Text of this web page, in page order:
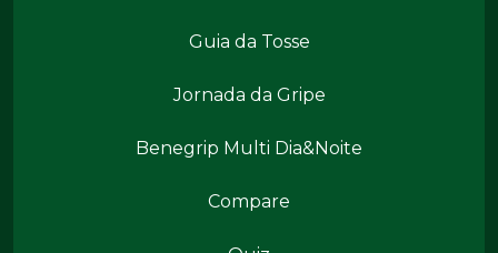
Guia da Tosse
Jornada da Gripe
Benegrip Multi Dia&Noite
Benegrip Mais
Compare